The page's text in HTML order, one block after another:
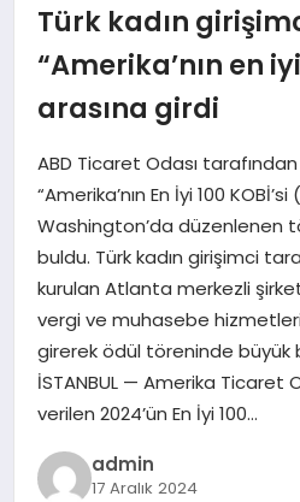
YAŞAM
EKONOMI
SAĞLIK
DÜNYA
EĞITIM
Türk kadın
“Amerika’nın en iyi
arasına girdi
ABD Ticaret Odası
“Amerika’nın En İyi 100
Washington’da düzenlenen
buldu. Türk kadın girişimci
kurulan Atlanta merkezli
vergi ve muhasebe
girerek ödül töreninde büyük
İSTANBUL — Amerika Ticaret
verilen 2024’ün En İyi 100…
admin
17 Aralık 2024